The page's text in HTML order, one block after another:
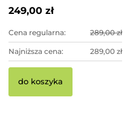
249,00 zł
Cena regularna: 289,00 zł
Najniższa cena: 289,00 zł
do koszyka